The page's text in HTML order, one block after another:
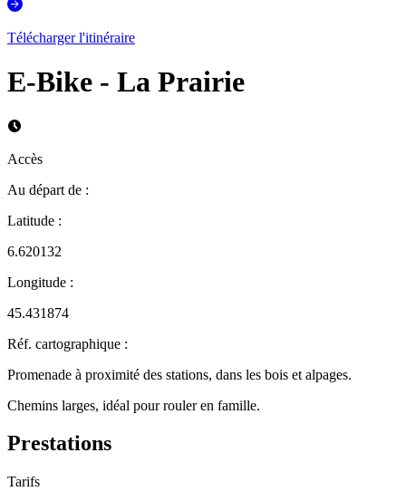
Télécharger l'itinéraire
E-Bike - La Prairie
Accès
Au départ de :
Latitude :
6.620132
Longitude :
45.431874
Réf. cartographique :
Promenade à proximité des stations, dans les bois et alpages.
Chemins larges, idéal pour rouler en famille.
Prestations
Tarifs